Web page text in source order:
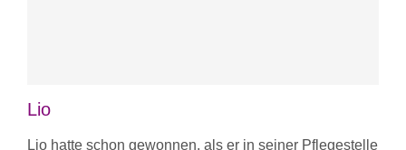
Lio
Lio hatte schon gewonnen, als er in seiner Pflegestelle